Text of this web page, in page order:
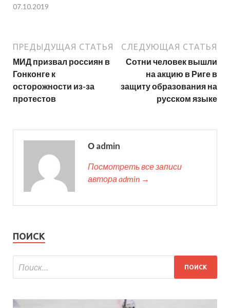
07.10.2019
ПРЕДЫДУЩАЯ СТАТЬЯ
МИД призвал россиян в
Гонконге к
осторожности из-за
протестов
СЛЕДУЮЩАЯ СТАТЬЯ
Сотни человек вышли
на акцию в Риге в
защиту образования на
русском языке
О admin
Посмотреть все записи
автора admin →
ПОИСК